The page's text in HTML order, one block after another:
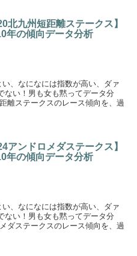
北九州短距離ステークス】
年の傾向データ分析
、なになには指数が高い、ダァ
ない！男も女も黙ってデータ分
離ステークスのレース傾向を、過
アンドロメダステークス】
年の傾向データ分析
、なになには指数が高い、ダァ
ない！男も女も黙ってデータ分
ダステークスのレース傾向を、過